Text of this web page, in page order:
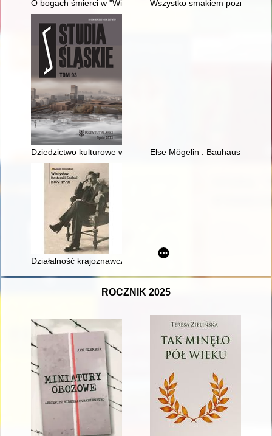
O bogach śmierci w "Wierze słowiańskiej..." Bronisława
Wszystko smakiem poznasz" :
Dziedzictwo kulturowe w procesie rozwoju kapitału
Else Mögelin : Bauhaus i
Działalność krajoznawcza i muzealna Władysława
ROCZNIK 2025